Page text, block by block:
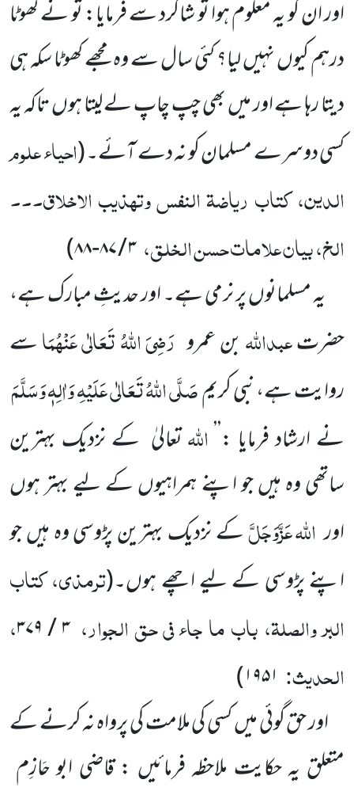
اور ان کو یہ معلوم ہوا تو شاگرد سے فرمایا: تو نے کھوٹا
درہم کیوں نہیں لیا؟ کئی سال سے وہ مجھے کھوٹا سکہ ہی
دیتا رہا ہے اور میں بھی چپ چاپ لے لیتا ہوں تاکہ یہ
کسی دوسرے مسلمان کو نہ دے آئے۔ (احیاء علوم
الدین، کتاب ریاضۃ النفس وتہذیب الاخلاق۔۔۔
الخ، بیان علامات حسن الخلق،۳ / ۸۷-۸۸)
یہ مسلمانوں پر نرمی ہے۔ اور حدیثِ مبارک ہے،
حضرتعبداللہبن عمرو رَضِیَ اللہُ تَعَالٰی عَنْہُمَاسے
روایت ہے، نبی کریمصَلَّی اللہُ تَعَالٰی عَلَیْہِ وَاٰلِہٖ وَسَلَّمَ
نے ارشاد فرمایا :’’اللہتعالیٰ کے نزدیک بہترین
ساتھی وہ ہیں جو اپنے ہمراہیوں کے لیے بہتر ہوں
اوراللہعَزَّوَجَلَّکے نزدیک بہترین پڑوسی وہ ہیں جو
اپنے پڑوسی کے لیے اچھے ہوں۔(ترمذی، کتاب
البر والصلۃ، باب ما جاء فی حق الجوار، ۳ / ۳۷۹
،
الحدیث: ۱۹۵۱)
اور حق گوئی میں کسی کی ملامت کی پرواہ نہ کرنے کے
متعلق یہ حکایت ملاحظہ فرمائیں : قاضی ابو حَازِم